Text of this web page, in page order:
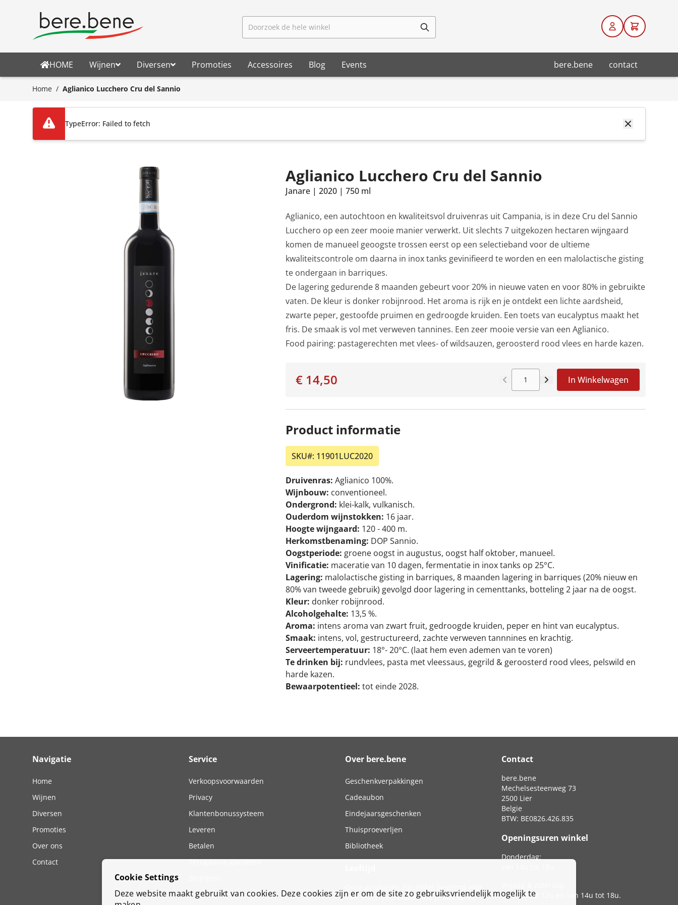
HOME Wijnen Diversen Promoties Accessoires Blog Events bere.bene contact
Doorzoek de hele winkel
Home / Aglianico Lucchero Cru del Sannio
TypeError: Failed to fetch
Aglianico Lucchero Cru del Sannio
Janare | 2020 | 750 ml
Aglianico, een autochtoon en kwaliteitsvol druivenras uit Campania, is in deze Cru del Sannio
Lucchero op een zeer mooie manier verwerkt. Uit slechts 7 uitgekozen hectaren wijngaard
komen de manueel geoogste trossen eerst op een selectieband voor de ultieme
kwaliteitscontrole om daarna in inox tanks gevinifieerd te worden en een malolactische gisting
te ondergaan in barriques.
De lagering gedurende 8 maanden gebeurt voor 20% in nieuwe vaten en voor 80% in gebruikte
vaten. De kleur is donker robijnrood. Het aroma is rijk en je ontdekt een lichte aardsheid,
zwarte peper, gestoofde pruimen en gedroogde kruiden. Een toets van eucalyptus maakt het
fris. De smaak is vol met verweven tannines. Een zeer mooie versie van een Aglianico.
Food pairing: pastagerechten met vlees- of wildsauzen, geroosterd rood vlees en harde kazen.
€ 14,50 Aantal In Winkelwagen
Product informatie
SKU#: 11901LUC2020
Druivenras: Aglianico 100%.
Wijnbouw: conventioneel.
Ondergrond: klei-kalk, vulkanisch.
Ouderdom wijnstokken: 16 jaar.
Hoogte wijngaard: 120 - 400 m.
Herkomstbenaming: DOP Sannio.
Oogstperiode: groene oogst in augustus, oogst half oktober, manueel.
Vinificatie: maceratie van 10 dagen, fermentatie in inox tanks op 25°C.
Lagering: malolactische gisting in barriques, 8 maanden lagering in barriques (20% nieuw en
80% van tweede gebruik) gevolgd door lagering in cementtanks, botteling 2 jaar na de oogst.
Kleur: donker robijnrood.
Alcoholgehalte: 13,5 %.
Aroma: intens aroma van zwart fruit, gedroogde kruiden, peper en hint van eucalyptus.
Smaak: intens, vol, gestructureerd, zachte verweven tannnines en krachtig.
Serveertemperatuur: 18°- 20°C. (laat hem even ademen van te voren)
Te drinken bij: rundvlees, pasta met vleessaus, gegrild & geroosterd rood vlees, pelswild en
harde kazen.
Bewaarpotentieel: tot einde 2028.
Navigatie
Home
Wijnen
Diversen
Promoties
Over ons
Contact
Service
Verkoopsvoorwaarden
Privacy
Klantenbonussysteem
Leveren
Betalen
Terugname goederen
Over bere.bene
Geschenkverpakkingen
Cadeaubon
Eindejaarsgeschenken
Thuisproeverljen
Bibliotheek
18+. Meer informatie vind je ook op de
Contact
bere.bene
Mechelsesteenweg 73
2500 Lier
Belgie
BTW: BE0826.426.835
Openingsuren winkel
Donderdag:
van 10u tot 12u en van 14u tot 18u.
Cookie Settings
Deze website maakt gebruikt van cookies. Deze cookies zijn er om de site zo gebruiksvriendelijk mogelijk te